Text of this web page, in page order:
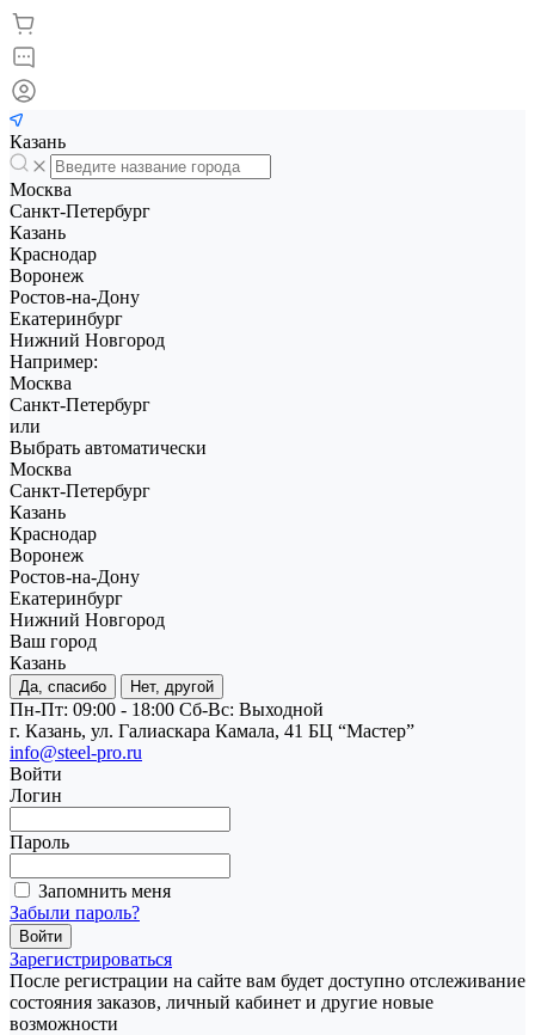
Казань
Москва
Санкт-Петербург
Казань
Краснодар
Воронеж
Ростов-на-Дону
Екатеринбург
Нижний Новгород
Например:
Москва
Санкт-Петербург
или
Выбрать автоматически
Москва
Санкт-Петербург
Казань
Краснодар
Воронеж
Ростов-на-Дону
Екатеринбург
Нижний Новгород
Ваш город
Казань
Да, спасибо Нет, другой
Пн-Пт: 09:00 - 18:00 Cб-Вс: Выходной
г. Казань, ул. Галиаскара Камала, 41 БЦ “Мастер”
info@steel-pro.ru
Войти
Логин
Пароль
Запомнить меня
Забыли пароль?
Зарегистрироваться
После регистрации на сайте вам будет доступно отслеживание
состояния заказов, личный кабинет и другие новые
возможности